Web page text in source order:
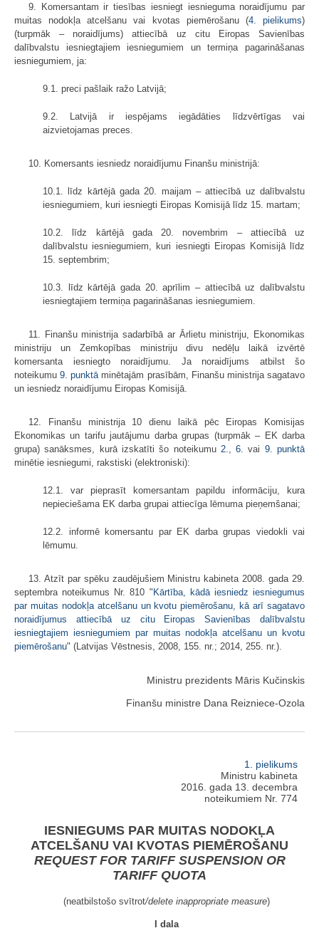
9. Komersantam ir tiesības iesniegt iesnieguma noraidījumu par
muitas nodokļa atcelšanu vai kvotas piemērošanu (4. pielikums)
(turpmāk – noraidījums) attiecībā uz citu Eiropas Savienības
dalībvalstu iesniegtajiem iesniegumiem un termiņa pagarināšanas
iesniegumiem, ja:
9.1. preci pašlaik ražo Latvijā;
9.2. Latvijā ir iespējams iegādāties līdzvērtīgas vai
aizvietojamas preces.
10. Komersants iesniedz noraidījumu Finanšu ministrijā:
10.1. līdz kārtējā gada 20. maijam – attiecībā uz dalībvalstu
iesniegumiem, kuri iesniegti Eiropas Komisijā līdz 15. martam;
10.2. līdz kārtējā gada 20. novembrim – attiecībā uz
dalībvalstu iesniegumiem, kuri iesniegti Eiropas Komisijā līdz
15. septembrim;
10.3. līdz kārtējā gada 20. aprīlim – attiecībā uz dalībvalstu
iesniegtajiem termiņa pagarināšanas iesniegumiem.
11. Finanšu ministrija sadarbībā ar Ārlietu ministriju, Ekonomikas
ministriju un Zemkopības ministriju divu nedēļu laikā izvērtē
komersanta iesniegto noraidījumu. Ja noraidījums atbilst šo
noteikumu9. punktā minētajām prasībām, Finanšu ministrija sagatavo
un iesniedz noraidījumu Eiropas Komisijā.
12. Finanšu ministrija 10 dienu laikā pēc Eiropas Komisijas
Ekonomikas un tarifu jautājumu darba grupas (turpmāk – EK darba
grupa) sanāksmes, kurā izskatīti šo noteikumu 2. ,6.vai 9. punktā
minētie iesniegumi, rakstiski (elektroniski):
12.1. var pieprasīt komersantam papildu informāciju, kura
nepieciešama EK darba grupai attiecīga lēmuma pieņemšanai;
12.2. informē komersantu par EK darba grupas viedokli vai
lēmumu.
13. Atzīt par spēku zaudējušiem Ministru kabineta 2008. gada 29.
septembra noteikumus Nr. 810 "Kārtība, kādā iesniedz iesniegumus
par muitas nodokļa atcelšanu un kvotu piemērošanu, kā arī sagatavo
noraidījumus attiecībā uz citu Eiropas Savienības dalībvalstu
iesniegtajiem iesniegumiem par muitas nodokļa atcelšanu un kvotu
piemērošanu" (Latvijas Vēstnesis, 2008, 155. nr.; 2014, 255. nr.).
Ministru prezidents Māris Kučinskis
Finanšu ministre Dana Reizniece-Ozola
1. pielikums
Ministru kabineta
2016. gada 13. decembra
noteikumiem Nr. 774
IESNIEGUMS PAR MUITAS NODOKĻA
ATCELŠANU VAI KVOTAS PIEMĒROŠANU
REQUEST FOR TARIFF SUSPENSION OR
TARIFF QUOTA
(neatbilstošo svītrot/delete inappropriate measure)
I daļa